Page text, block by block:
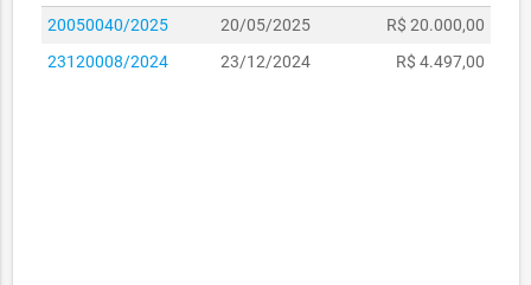
20050040/2025 20/05/2025
R$ 20.000,00
23120008/2024
23/12/2024 R$ 4.497,00